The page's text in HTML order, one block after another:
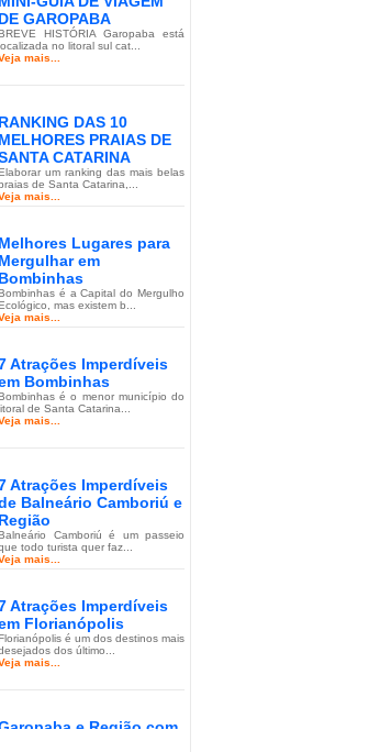
DE GAROPABA
HISTÓRIA Garopaba está
no litoral sul cat...
mais...
RANKING DAS 10
MELHORES PRAIAS DE
CATARINA
um ranking das mais belas
de Santa Catarina,...
mais...
Melhores Lugares para
Mergulhar em
Bombinhas
é a Capital do Mergulho
mas existem b...
mais...
Atrações Imperdíveis
Bombinhas
é o menor município do
de Santa Catarina...
mais...
Atrações Imperdíveis
Balneário Camboriú e
Região
Camboriú é um passeio
todo turista quer faz...
mais...
Atrações Imperdíveis
Florianópolis
é um dos destinos mais
dos último...
mais...
e Região com